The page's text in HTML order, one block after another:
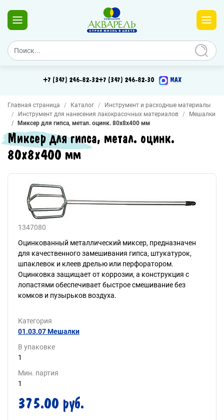
+7 (347) 246-82-32+7 (347) 246-82-30 MAX
Главная страница Каталог
Инструмент и расходные материалы
Инструмент для нанесения лакокрасочных материалов
Мешалки
Миксер для гипса, метал. оцинк. 80х8х400 мм
Миксер для гипса, метал. оцинк.
80х8х400 мм
1347080
Оцинкованный металлический миксер, предназначен
для качественного замешивания гипса, штукатурок,
шпаклевок и клеев дрелью или перфоратором.
Оцинковка защищает от коррозии, а конструкция с
лопастями обеспечивает быстрое смешивание без
комков и пузырьков воздуха.
Категория
01.03.07 Мешалки
В упаковке
1
Мин. партия
1
375.00 руб.